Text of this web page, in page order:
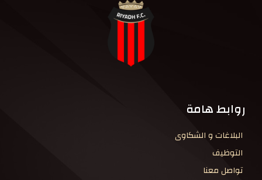
روابط هامة
البلاغات و الشكاوى
التوظيف
تواصل معنا